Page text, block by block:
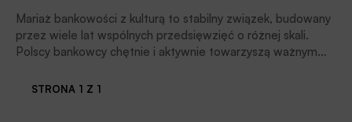
Mariaż bankowości z kulturą to stabilny związek, budowany
przez wiele lat wspólnych przedsięwzięć o różnej skali.
Polscy bankowcy chętnie i aktywnie towarzyszą ważnym
Dzięki tym trwałym relacjom liczne wydarzenia, w tym m.in.
STRONA 1 Z 1